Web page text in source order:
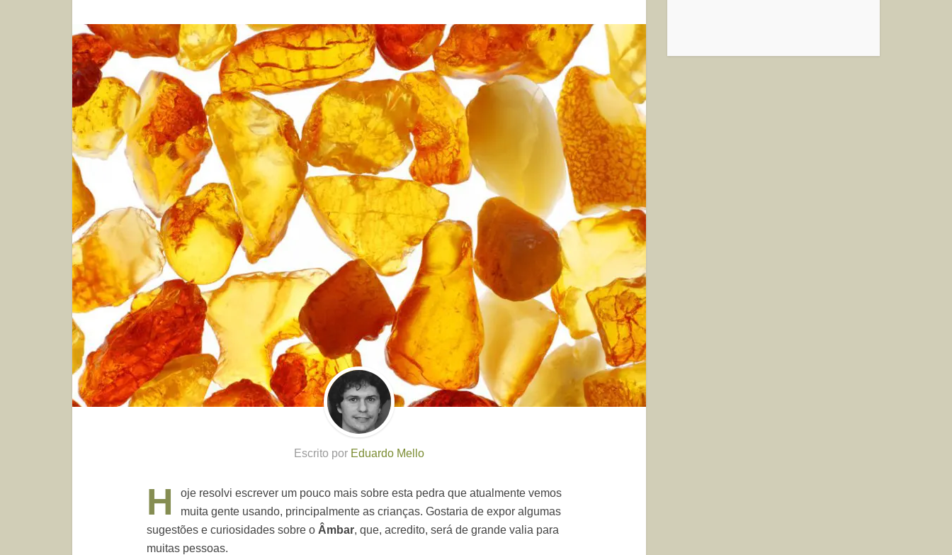
Escrito por Eduardo Mello
H
oje resolvi escrever um pouco mais sobre esta pedra que atualmente vemos
muita gente usando, principalmente as crianças. Gostaria de expor algumas
sugestões e curiosidades sobre o Âmbar, que, acredito, será de grande valia para
muitas pessoas.